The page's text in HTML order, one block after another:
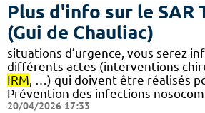
Plus d'info sur le SAR
(Gui de Chauliac)
situations d’urgence, vous serez
différents actes (interventions
IRM , …) qui doivent être réalisés
Prévention des infections
20/04/2026 17:33